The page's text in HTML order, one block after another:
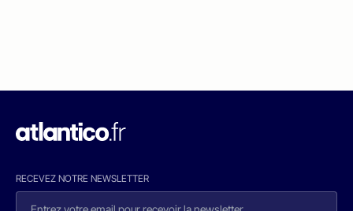
RECEVEZ NOTRE NEWSLETTER